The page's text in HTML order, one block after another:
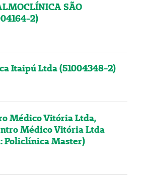
SÃO
2)
Itaipú Ltda (51004348-2)
Médico Vitória Ltda,
Médico Vitória Ltda
Policlínica Master)